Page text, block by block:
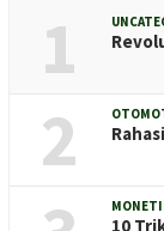
1
2
10